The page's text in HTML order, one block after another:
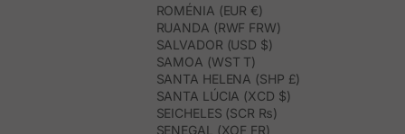
ROMÉNIA (EUR €)
RUANDA (RWF FRW)
SALVADOR (USD $)
SAMOA (WST T)
SANTA HELENA (SHP £)
SANTA LÚCIA (XCD $)
SEICHELES (SCR ₨)
SENEGAL (XOF FR)